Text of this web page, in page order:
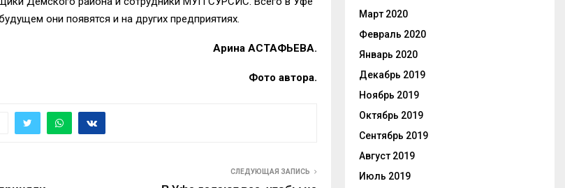
они появятся и на других предприятиях.
Арина АСТАФЬЕВА.
Фото автора.
СЛЕДУЮЩАЯ ЗАПИСЬ
Март 2020
Февраль 2020
Январь 2020
Декабрь 2019
Ноябрь 2019
Октябрь 2019
Сентябрь 2019
Август 2019
Июль 2019